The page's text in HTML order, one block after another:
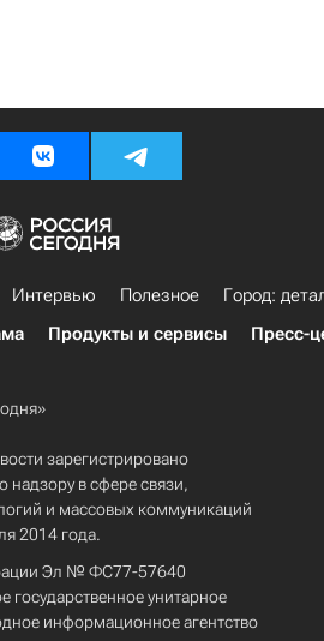
Интервью Полезное
Город:
Продукты и сервисы Пресс-
зарегистрировано
надзору в сфере связи,
и массовых коммуникаций
2014 года.
Эл № ФС77-57640
государственное унитарное
информационное агентство